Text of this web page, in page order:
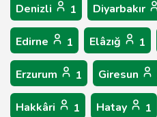
Denizli 1 Diyarbakır
Edirne 1 Elâzığ 1
Erzurum 1 Giresun
Hakkâri 1 Hatay 1